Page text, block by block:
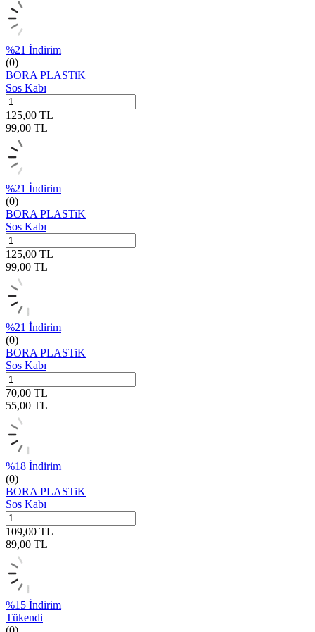
%21 İndirim
(0)
BORA PLASTiK
Sos Kabı
125,00 TL
99,00 TL
%21 İndirim
(0)
BORA PLASTiK
Sos Kabı
125,00 TL
99,00 TL
%21 İndirim
(0)
BORA PLASTiK
Sos Kabı
70,00 TL
55,00 TL
%18 İndirim
(0)
BORA PLASTiK
Sos Kabı
109,00 TL
89,00 TL
%15 İndirim
Tükendi